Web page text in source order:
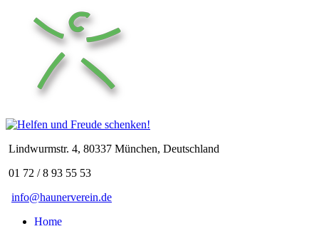
Lindwurmstr. 4, 80337 München, Deutschland
01 72 / 8 93 55 53
info@haunerverein.de
Home